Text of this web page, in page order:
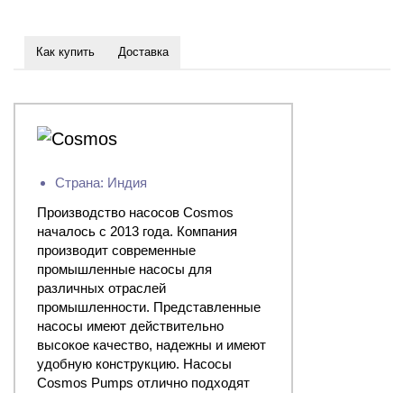
Как купить Доставка
Страна: Индия
Производство насосов Cosmos
началось с 2013 года. Компания
производит современные
промышленные насосы для
различных отраслей
промышленности. Представленные
насосы имеют действительно
высокое качество, надежны и имеют
удобную конструкцию. Насосы
Cosmos Pumps отлично подходят